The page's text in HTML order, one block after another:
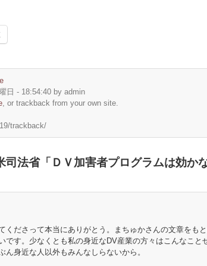
日 - 18:54:40 by admin
, or trackback from your own site.
trackback/
法省「ＤＶ加害者プログラムは効か
くださって本当にありがとう。まちゅかさんの文章をも
です。少なくとも私の身近なDV産業の方々はこんなこと
ん身近な人以外もみんなしらないから。